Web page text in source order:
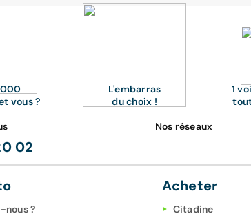
vous ?
L'embarras
du choix !
1
02
Nos réseaux
nous ?
Acheter
Citadine